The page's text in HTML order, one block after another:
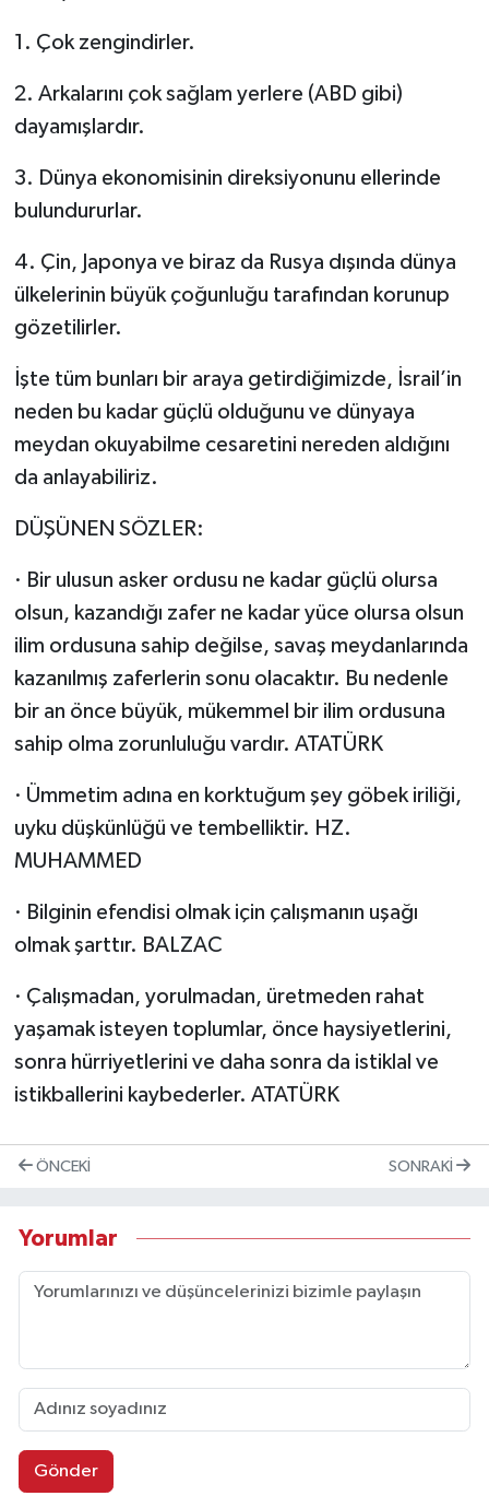
1. Çok zengindirler.
2. Arkalarını çok sağlam yerlere (ABD gibi)
dayamışlardır.
3. Dünya ekonomisinin direksiyonunu ellerinde
bulundururlar.
4. Çin, Japonya ve biraz da Rusya dışında dünya
ülkelerinin büyük çoğunluğu tarafından korunup
gözetilirler.
İşte tüm bunları bir araya getirdiğimizde, İsrail’in
neden bu kadar güçlü olduğunu ve dünyaya
meydan okuyabilme cesaretini nereden aldığını
da anlayabiliriz.
DÜŞÜNEN SÖZLER:
· Bir ulusun asker ordusu ne kadar güçlü olursa
olsun, kazandığı zafer ne kadar yüce olursa olsun
ilim ordusuna sahip değilse, savaş meydanlarında
kazanılmış zaferlerin sonu olacaktır. Bu nedenle
bir an önce büyük, mükemmel bir ilim ordusuna
sahip olma zorunluluğu vardır. ATATÜRK
· Ümmetim adına en korktuğum şey göbek iriliği,
uyku düşkünlüğü ve tembelliktir. HZ.
MUHAMMED
· Bilginin efendisi olmak için çalışmanın uşağı
olmak şarttır. BALZAC
· Çalışmadan, yorulmadan, üretmeden rahat
yaşamak isteyen toplumlar, önce haysiyetlerini,
sonra hürriyetlerini ve daha sonra da istiklal ve
istikballerini kaybederler. ATATÜRK
ÖNCEKI SONRAKI
Yorumlar
Gönder